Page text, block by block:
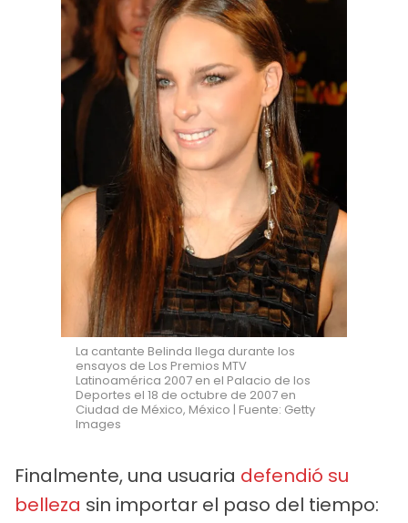
La cantante Belinda llega durante los
ensayos de Los Premios MTV
Latinoamérica 2007 en el Palacio de los
Deportes el 18 de octubre de 2007 en
Ciudad de México, México | Fuente: Getty
Images
Finalmente, una usuaria defendió su
belleza sin importar el paso del tiempo: